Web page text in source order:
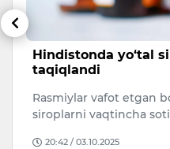
Hindistonda yo‘tal
taqiqlandi
Rasmiylar vafot etgan
siroplarni vaqtincha
20:42 / 03.10.2025